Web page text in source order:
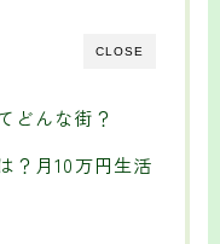
CLOSE
どんな街？
？月10万円生活